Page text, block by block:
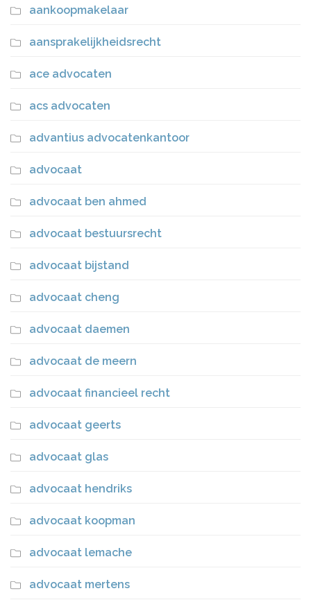
aankoopmakelaar
aansprakelijkheidsrecht
ace advocaten
acs advocaten
advantius advocatenkantoor
advocaat
advocaat ben ahmed
advocaat bestuursrecht
advocaat bijstand
advocaat cheng
advocaat daemen
advocaat de meern
advocaat financieel recht
advocaat geerts
advocaat glas
advocaat hendriks
advocaat koopman
advocaat lemache
advocaat mertens